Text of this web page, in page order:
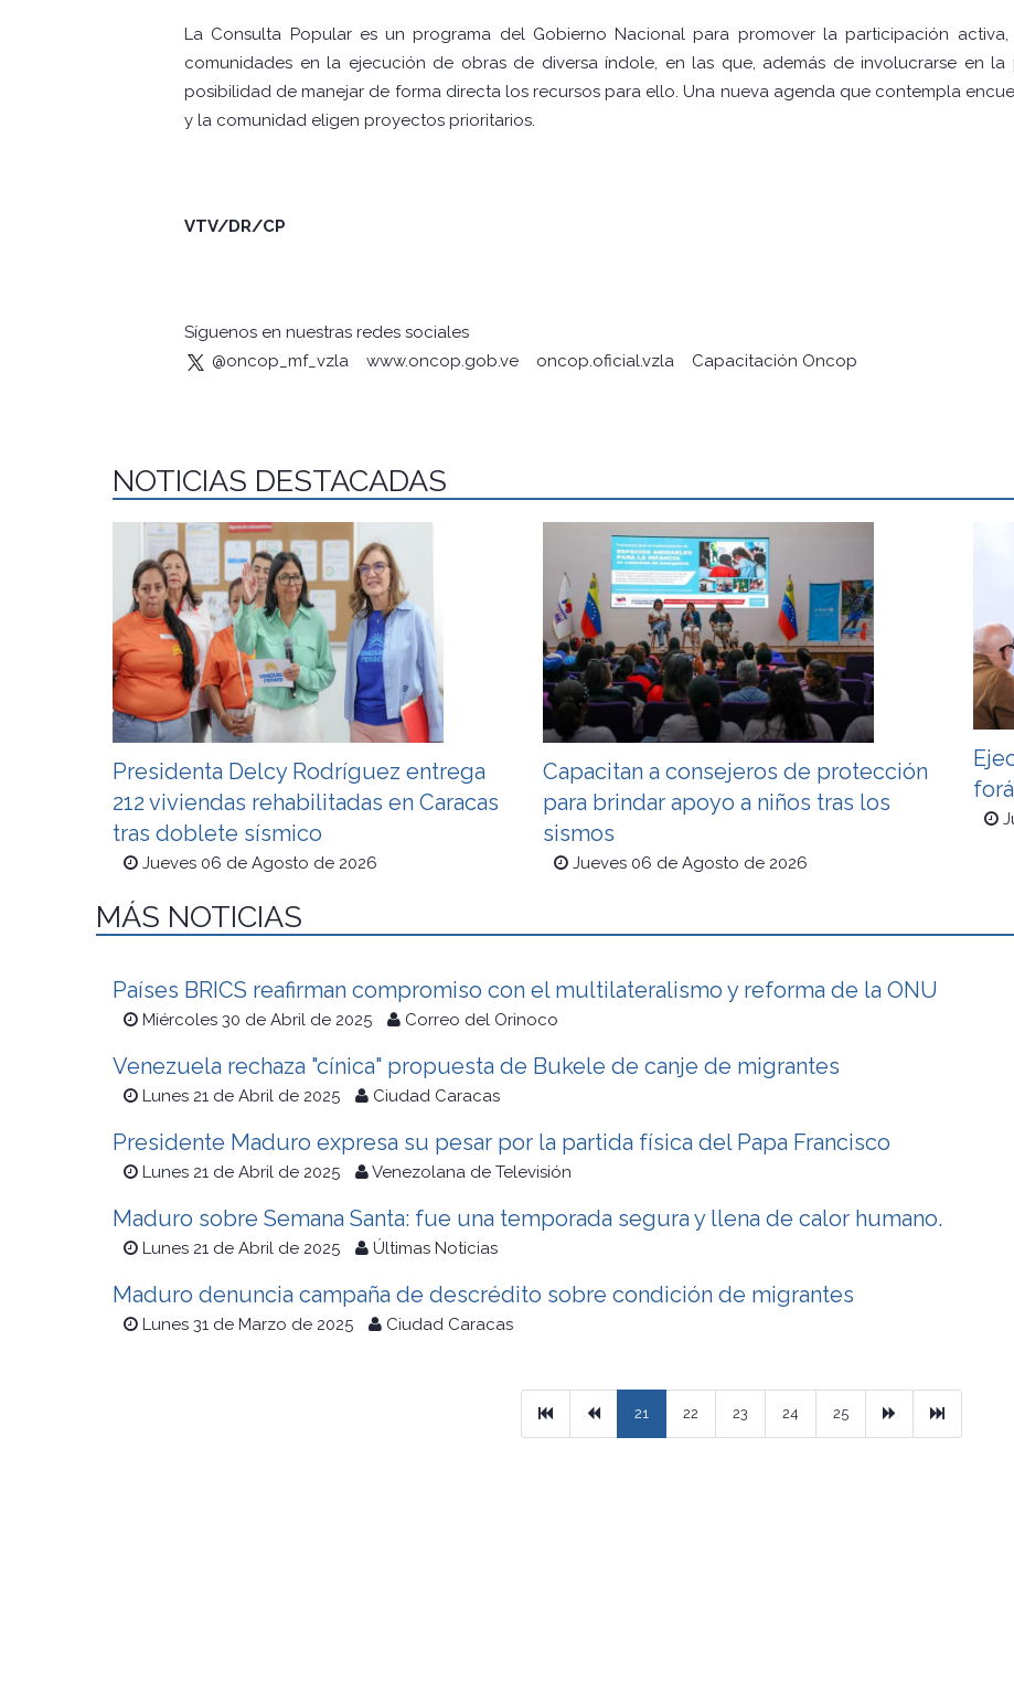
La Consulta Popular es un programa del Gobierno Nacional para promover la participación
comunidades en la ejecución de obras de diversa índole, en las que, además de involucrarse en
posibilidad de manejar de forma directa los recursos para ello. Una nueva agenda que contempla
y la comunidad eligen proyectos prioritarios.
VTV/DR/CP
Síguenos en nuestras redes sociales
@oncop_mf_vzla
www.oncop.gob.ve oncop.oficial.vzla Capacitación Oncop
NOTICIAS DESTACADAS
Presidenta Delcy Rodríguez entrega
212 viviendas rehabilitadas en Caracas
tras doblete sísmico
Jueves 06 de Agosto de 2026
Capacitan a consejeros de protección
para brindar apoyo a niños tras los
sismos
Jueves 06 de Agosto de 2026
MÁS NOTICIAS
Países BRICS reafirman compromiso con el multilateralismo y reforma de la ONU
Miércoles 30 de Abril de 2025 Correo del Orinoco
Venezuela rechaza "cínica" propuesta de Bukele de canje de migrantes
Lunes 21 de Abril de 2025 Ciudad Caracas
Presidente Maduro expresa su pesar por la partida física del Papa Francisco
Lunes 21 de Abril de 2025 Venezolana de Televisión
Maduro sobre Semana Santa: fue una temporada segura y llena de calor humano.
Lunes 21 de Abril de 2025 Últimas Noticias
Maduro denuncia campaña de descrédito sobre condición de migrantes
Lunes 31 de Marzo de 2025 Ciudad Caracas
PrimeraPrevious
21 22 23 24 25 Ultimo